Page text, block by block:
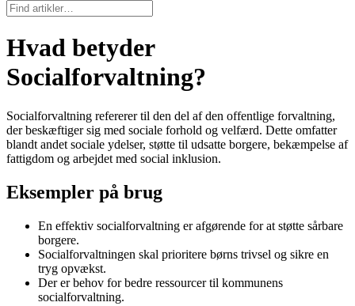
Hvad betyder
Socialforvaltning?
Socialforvaltning refererer til den del af den offentlige forvaltning,
der beskæftiger sig med sociale forhold og velfærd. Dette omfatter
blandt andet sociale ydelser, støtte til udsatte borgere, bekæmpelse af
fattigdom og arbejdet med social inklusion.
Eksempler på brug
En effektiv socialforvaltning er afgørende for at støtte sårbare
borgere.
Socialforvaltningen skal prioritere børns trivsel og sikre en
tryg opvækst.
Der er behov for bedre ressourcer til kommunens
socialforvaltning.